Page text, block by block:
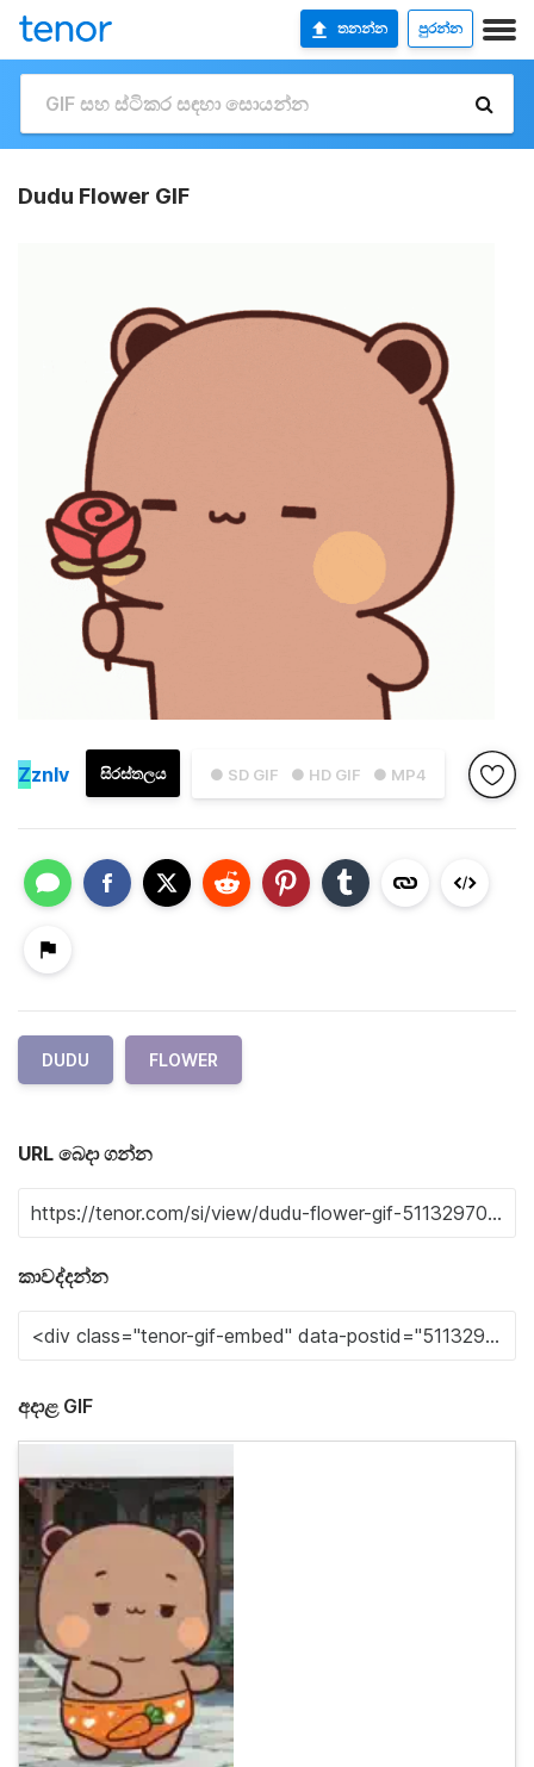
තනන්න පුරන්න
Dudu Flower GIF
● SD GIF ● HD GIF ● MP4
සිරස්තලය
Zznlv
DUDU FLOWER
URL බෙදා ගන්න
කාවද්දන්න
අදාළ GIF